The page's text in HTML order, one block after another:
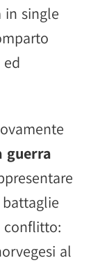
single
guerra
conflitto:
al